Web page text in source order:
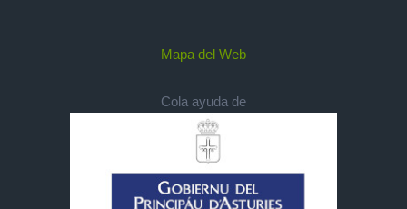
Mapa del Web
Cola ayuda de